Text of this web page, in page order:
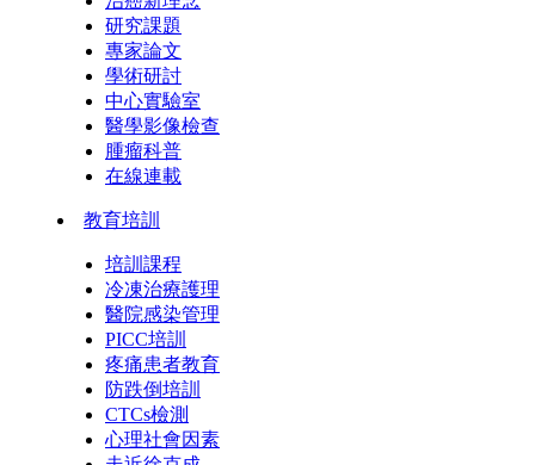
研究課題
專家論文
學術研討
中心實驗室
醫學影像檢查
腫瘤科普
在線連載
教育培訓
培訓課程
冷凍治療護理
醫院感染管理
PICC培訓
疼痛患者教育
防跌倒培訓
CTCs檢測
心理社會因素